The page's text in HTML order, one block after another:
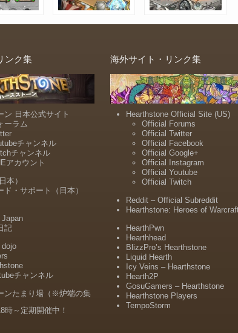
ンク集
ン 日本公式サイト
ーラム
チャンネル
チャンネル
アカウント
本）
ド・サポート（日本）
Japan
記
dojo
チャンネル
ンたまり場（※炉端の集
時～定期開催中！
海外サイト・リンク集
Hearthstone Official Site (US)
Official Forums
Official Twitter
Official Facebook
Official Google+
Official Instagram
Official Youtube
Official Twitch
Reddit – Official Subreddit
Hearthstone: Heroes of
HearthPwn
Hearthhead
BlizzPro’s Hearthstone
Liquid Hearth
Icy Veins – Hearthstone
Hearth2P
GosuGamers – Hearthstone
Hearthstone Players
TempoStorm